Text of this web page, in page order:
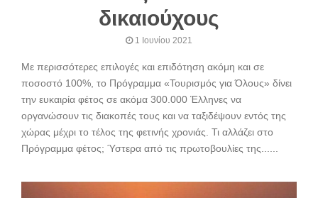
δικαιούχους
1 Ιουνίου 2021
Με περισσότερες επιλογές και επιδότηση ακόμη και σε
ποσοστό 100%, το Πρόγραμμα «Τουρισμός για Όλους» δίνει
την ευκαιρία φέτος σε ακόμα 300.000 Έλληνες να
οργανώσουν τις διακοπές τους και να ταξιδέψουν εντός της
χώρας μέχρι το τέλος της φετινής χρονιάς. Τι αλλάζει στο
Πρόγραμμα φέτος; Ύστερα από τις πρωτοβουλίες της......